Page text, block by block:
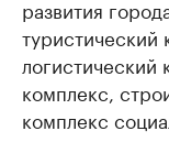
развития
туристический
комплекс,
комплекс